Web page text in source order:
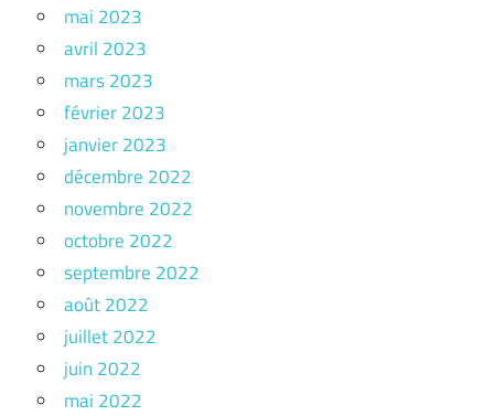
mai 2023
avril 2023
mars 2023
février 2023
janvier 2023
décembre 2022
novembre 2022
octobre 2022
septembre 2022
août 2022
juillet 2022
juin 2022
mai 2022